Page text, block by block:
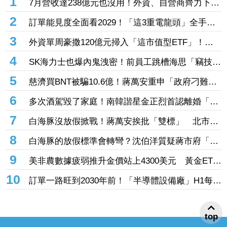
7月營收達238億元也沒用！外資、自營商齊力下殺
「這晶圓代工廠」 三大法人狠砍156億元
2
訂單能見度全面看2029！「這3重電龍頭」全手握
逾百億元訂單 市場聚焦董事會承認第二季財報
3
外資單周豪撒120億元掃入「這市值型ETF」！再
鎖定5檔主動式進貨、「這2檔」進貨逾10萬張
4
SK海力士也爆內鬼洩密！前員工跳槽海思「竊技術
機密附在履歷內」 判刑1年半
5
慈濟買BNT被騙10.6億！蔣萬安重申「政府刁難民
間」 沈伯洋開嗆：「說一個謊要用千萬個謊來
圓」
6
多次酒駕毀了家庭！南韓諧星金正烈首認離婚「分
居長達13年」 感謝台僑前妻仍照顧
7
白海豚沒放假掀戰！蔣萬安挨批「雙標」 北市府
急澄清：兩次條件根本不同
8
白海豚的放假標準會轉彎？沈伯洋質疑蔣市府「標
準不一」
9
美非農數據疲弱推升金價站上4300美元 黃金ETF
走強「這檔正2」一周漲近9%
10
訂單一路旺到2030年前！「半導體設備廠」H1每股
賺27.27元創同期新高 連4季賺逾一個股本
top